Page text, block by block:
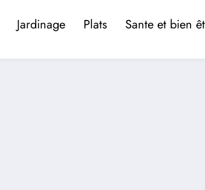
Jardinage Plats Sante et bien